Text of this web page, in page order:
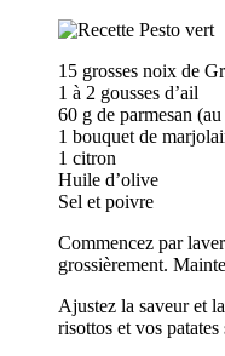
15 grosses noix de
1 à 2 gousses d’ail
60 g de parmesan
1 bouquet de
1 citron
Huile d’olive
Sel et poivre
Commencez par
grossièrement.
Ajustez la saveur et
risottos et vos